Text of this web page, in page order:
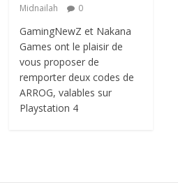
Midnailah
0
GamingNewZ et Nakana
Games ont le plaisir de
vous proposer de
remporter deux codes de
ARROG, valables sur
Playstation 4